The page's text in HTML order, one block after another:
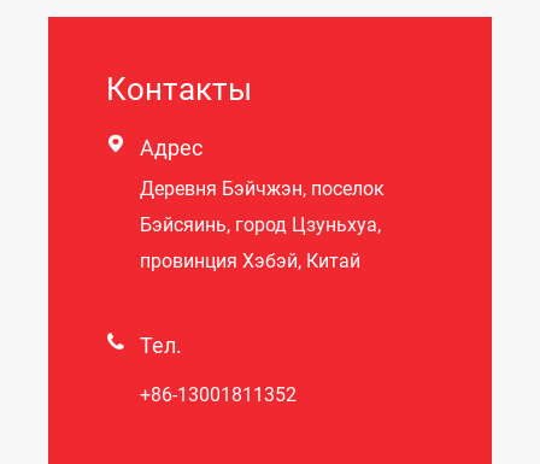
Контакты
 Адрес
Деревня Бэйчжэн, поселок
Бэйсяинь, город Цзуньхуа,
провинция Хэбэй, Китай
 Тел.
+86-13001811352